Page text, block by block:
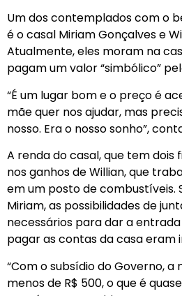
Um dos contemplados com o
é o casal Miriam Gonçalves e
Atualmente, eles moram na
pagam um valor “simbólico”
“É um lugar bom e o preço é
mãe quer nos ajudar, mas
nosso. Era o nosso sonho”,
A renda do casal, que tem dois
nos ganhos de Willian, que
em um posto de combustíveis.
Miriam, as possibilidades de
necessários para dar a
pagar as contas da casa eram
“Com o subsídio do Governo, a
menos de R$ 500, o que é